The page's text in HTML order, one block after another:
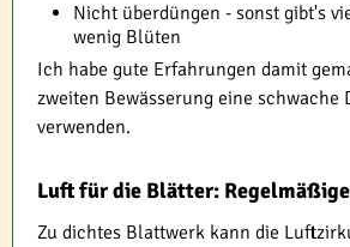
Nicht überdüngen - sonst gibt's
wenig Blüten
Ich habe gute Erfahrungen damit
zweiten Bewässerung eine schwache
verwenden.
Luft für die Blätter:
Zu dichtes Blattwerk kann die